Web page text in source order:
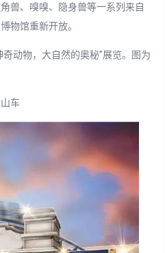
兽、嗅嗅、隐身兽等一系列来自
物馆重新开放。
动物，大自然的奥秘”展览。图为
车